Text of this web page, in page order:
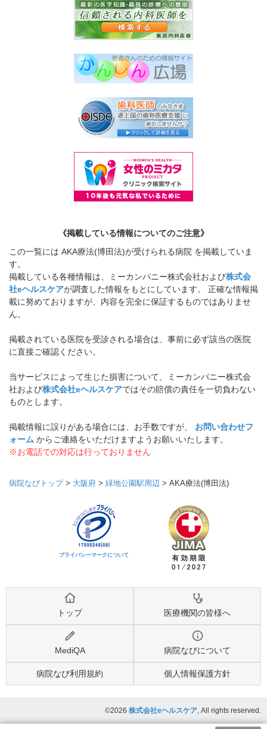
《掲載している情報についてのご注意》
この一覧には AKA療法(博田法)が受けられる病院 を掲載していま
す。
掲載している各種情報は、ミーカンパニー株式会社および株式会
社eヘルスケアが調査した情報をもとにしています。 正確な情報掲
載に努めておりますが、内容を完全に保証するものではありませ
ん。
掲載されている医院を受診される場合は、事前に必ず該当の医院
に直接ご確認ください。
当サービスによって生じた損害について、ミーカンパニー株式会
社および株式会社eヘルスケアではその賠償の責任を一切負わない
ものとします。
掲載情報に誤りがある場合には、お手数ですが、 お問い合わせフ
ォーム からご連絡をいただけますようお願いいたします。
※お電話での対応は行っておりません
病院なびトップ> 大阪府 > 緑地公園駅周辺 > AKA療法(博田法)
プライバシーマークについて
トップ 医療機関の皆様へ
MediQA 病院なびについて
病院なび利用規約 個人情報保護方針
©2026 株式会社eヘルスケア, All rights reserved.